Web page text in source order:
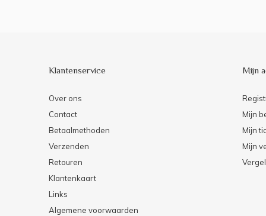
Klantenservice
Over ons
Contact
Betaalmethoden
Verzenden
Retouren
Klantenkaart
Links
Algemene voorwaarden
Mijn
Mijn
Mijn
Mijn